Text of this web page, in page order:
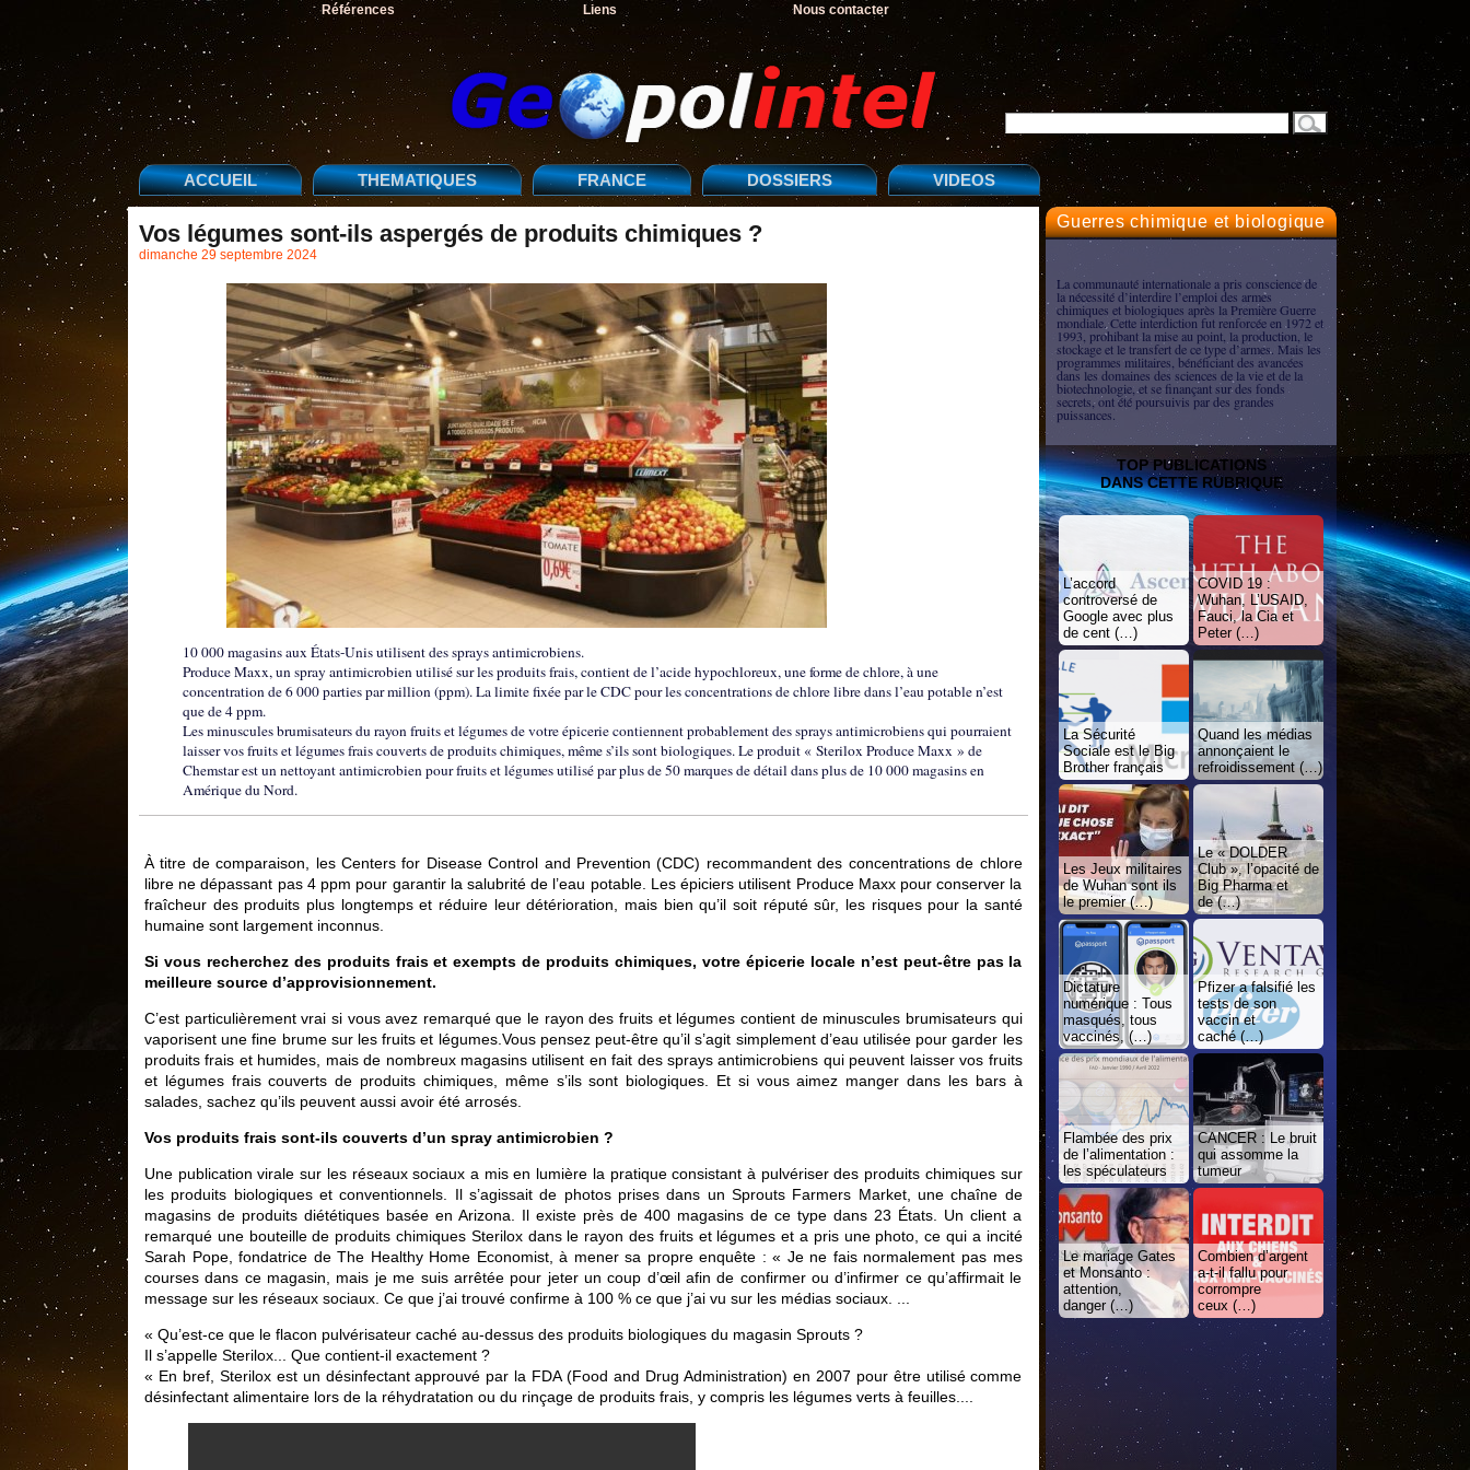
Références Liens Nous contacter
ACCUEIL THEMATIQUES FRANCE DOSSIERS VIDEOS
Vos légumes sont-ils aspergés de produits chimiques ?
dimanche 29 septembre 2024
10 000 magasins aux États-Unis utilisent des sprays antimicrobiens.
Produce Maxx, un spray antimicrobien utilisé sur les produits frais, contient de l’acide hypochloreux, une forme de chlore, à une
concentration de 6 000 parties par million (ppm). La limite fixée par le CDC pour les concentrations de chlore libre dans l’eau potable n’est
que de 4 ppm.
Les minuscules brumisateurs du rayon fruits et légumes de votre épicerie contiennent probablement des sprays antimicrobiens qui pourraient
laisser vos fruits et légumes frais couverts de produits chimiques, même s’ils sont biologiques. Le produit « Sterilox Produce Maxx » de
Chemstar est un nettoyant antimicrobien pour fruits et légumes utilisé par plus de 50 marques de détail dans plus de 10 000 magasins en
Amérique du Nord.
À titre de comparaison, les Centers for Disease Control and Prevention (CDC) recommandent des concentrations de chlore
libre ne dépassant pas 4 ppm pour garantir la salubrité de l’eau potable. Les épiciers utilisent Produce Maxx pour conserver la
fraîcheur des produits plus longtemps et réduire leur détérioration, mais bien qu’il soit réputé sûr, les risques pour la santé
humaine sont largement inconnus.
Si vous recherchez des produits frais et exempts de produits chimiques, votre épicerie locale n’est peut-être pas la
meilleure source d’approvisionnement.
C’est particulièrement vrai si vous avez remarqué que le rayon des fruits et légumes contient de minuscules brumisateurs qui
vaporisent une fine brume sur les fruits et légumes.Vous pensez peut-être qu’il s’agit simplement d’eau utilisée pour garder les
produits frais et humides, mais de nombreux magasins utilisent en fait des sprays antimicrobiens qui peuvent laisser vos fruits
et légumes frais couverts de produits chimiques, même s’ils sont biologiques. Et si vous aimez manger dans les bars à
salades, sachez qu’ils peuvent aussi avoir été arrosés.
Vos produits frais sont-ils couverts d’un spray antimicrobien ?
Une publication virale sur les réseaux sociaux a mis en lumière la pratique consistant à pulvériser des produits chimiques sur
les produits biologiques et conventionnels. Il s’agissait de photos prises dans un Sprouts Farmers Market, une chaîne de
magasins de produits diététiques basée en Arizona. Il existe près de 400 magasins de ce type dans 23 États. Un client a
remarqué une bouteille de produits chimiques Sterilox dans le rayon des fruits et légumes et a pris une photo, ce qui a incité
Sarah Pope, fondatrice de The Healthy Home Economist, à mener sa propre enquête : « Je ne fais normalement pas mes
courses dans ce magasin, mais je me suis arrêtée pour jeter un coup d’œil afin de confirmer ou d’infirmer ce qu’affirmait le
message sur les réseaux sociaux. Ce que j’ai trouvé confirme à 100 % ce que j’ai vu sur les médias sociaux. ...
« Qu’est-ce que le flacon pulvérisateur caché au-dessus des produits biologiques du magasin Sprouts ?
Il s’appelle Sterilox... Que contient-il exactement ?
« En bref, Sterilox est un désinfectant approuvé par la FDA (Food and Drug Administration) en 2007 pour être utilisé comme
désinfectant alimentaire lors de la réhydratation ou du rinçage de produits frais, y compris les légumes verts à feuilles....
Guerres chimique et biologique
La communauté internationale a pris conscience de
la nécessité d’interdire l’emploi des armes
chimiques et biologiques après la Première Guerre
mondiale. Cette interdiction fut renforcée en 1972 et
1993, prohibant la mise au point, la production, le
stockage et le transfert de ce type d’armes. Mais les
programmes militaires, bénéficiant des avancées
dans les domaines des sciences de la vie et de la
biotechnologie, et se finançant sur des fonds
secrets, ont été poursuivis par des grandes
puissances.
TOP PUBLICATIONS
DANS CETTE RUBRIQUE
L’accord
controversé de
Google avec plus
de cent (…)
COVID 19 :
Wuhan, L’USAID,
Fauci, la Cia et
Peter (…)
La Sécurité
Sociale est le Big
Brother français
Quand les médias
annonçaient le
refroidissement (…)
Les Jeux militaires
de Wuhan sont ils
le premier (…)
Le « DOLDER
Club », l’opacité de
Big Pharma et
de (…)
Dictature
numérique : Tous
masqués, tous
vaccinés, (…)
Pfizer a falsifié les
tests de son
vaccin et
caché (…)
Flambée des prix
de l’alimentation :
les spéculateurs
CANCER : Le bruit
qui assomme la
tumeur
Le mariage Gates
et Monsanto :
attention,
danger (…)
Combien d’argent
a-t-il fallu pour
corrompre
ceux (…)